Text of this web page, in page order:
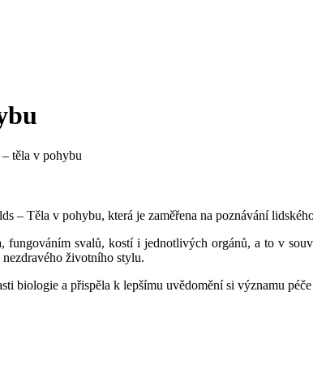
těla v pohybu
– Těla v pohybu, která je zaměřena na poznávání
fungováním svalů, kostí i jednotlivých orgánů, a to v
životního stylu.
biologie a přispěla k lepšímu uvědomění si významu